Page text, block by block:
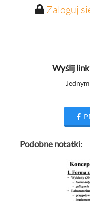
Zaloguj
Wyślij
Podobne notatki: